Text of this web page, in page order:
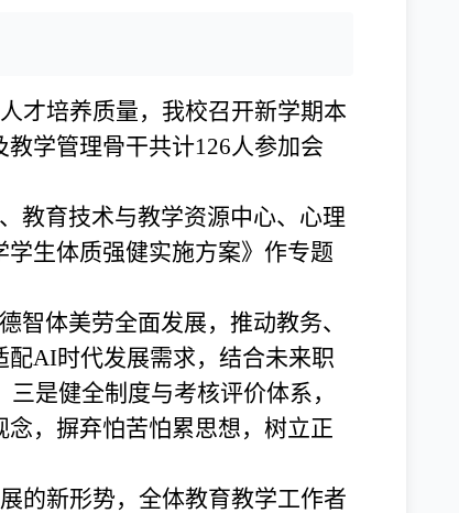
才培养质量，我校召开新学期本
学管理骨干共计126人参加会
教育技术与教学资源中心、心理
生体质强健实施方案》作专题
智体美劳全面发展，推动教务、
AI时代发展需求，结合未来职
是健全制度与考核评价体系，
，摒弃怕苦怕累思想，树立正
的新形势，全体教育教学工作者